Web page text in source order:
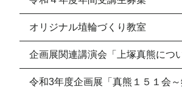
オリジナル埴輪づくり教室
企画展関連講演会「上塚真熊につ
令和3年度企画展「真熊１５１会